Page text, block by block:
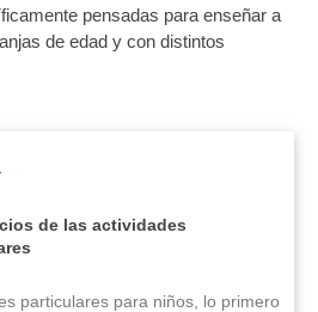
pensadas para enseñar a
de edad y con distintos
de las actividades
particulares para niños, lo primero